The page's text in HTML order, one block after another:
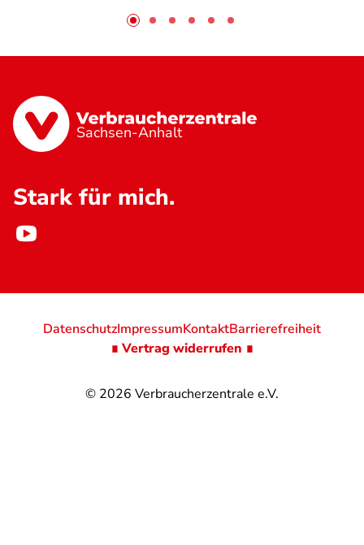
Sachsen-Anhalt
Stark für mich.
© 2026 Verbraucherzentrale e.V.
DatenschutzImpressumKontaktBarrierefreiheit
∎ Vertrag widerrufen ∎